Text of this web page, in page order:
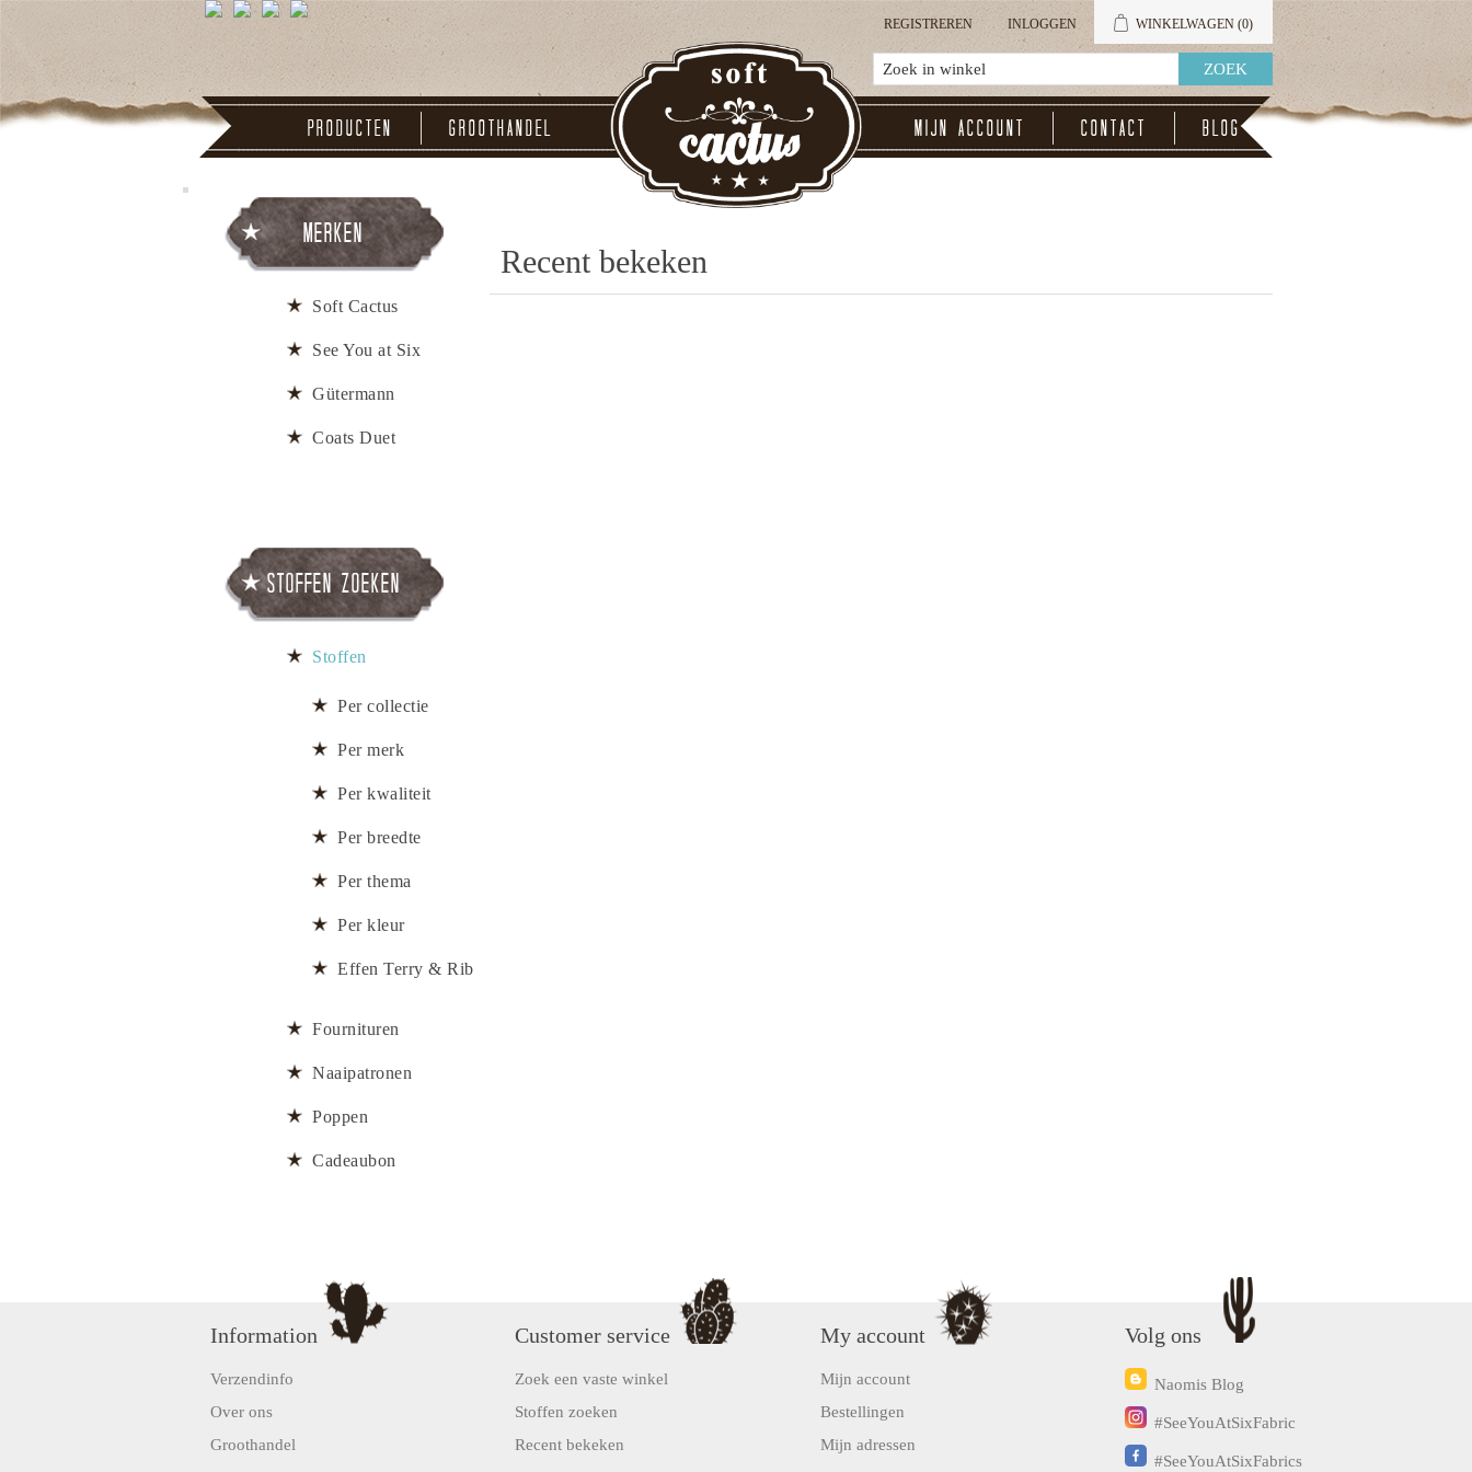
REGISTREREN INLOGGEN WINKELWAGEN (0)
Producten Groothandel Mijn account Contact Blog
Recent bekeken
Merken
Soft Cactus
See You at Six
Gütermann
Coats Duet
Stoffen zoeken
Stoffen
Per collectie
Per merk
Per kwaliteit
Per breedte
Per thema
Per kleur
Effen Terry & Rib
Fournituren
Naaipatronen
Poppen
Cadeaubon
Information
Verzendinfo
Over ons
Groothandel
Customer service
Zoek een vaste winkel
Stoffen zoeken
Recent bekeken
My account
Mijn account
Bestellingen
Mijn adressen
Volg ons
Naomis Blog
#SeeYouAtSixFabric
#SeeYouAtSixFabrics